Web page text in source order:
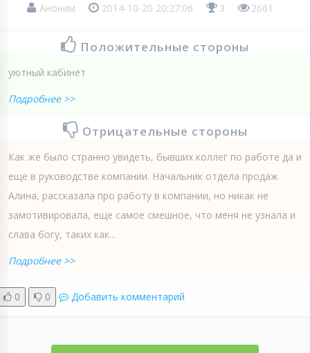
Аноним 2014-10-20 20:27:06 3 2661
Положительные стороны
уютный кабинет
Подробнее >>
Отрицательные стороны
Как же было странно увидеть, бывших коллег по работе да и
еще в руководстве компании. Начальник отдела продаж
Алина, рассказала про работу в компании, но никак не
замотивировала, еще самое смешное, что меня не узнала и
слава богу, таких как...
Подробнее >>
0 0 Добавить комментарий